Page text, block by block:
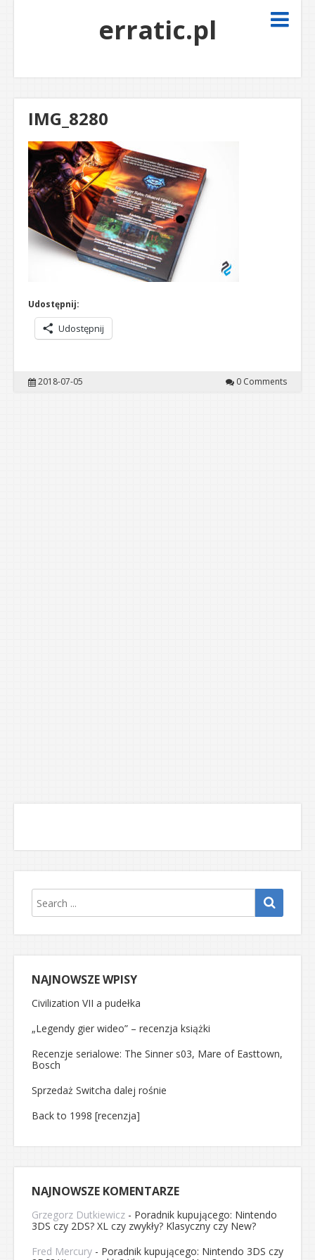
erratic.pl
IMG_8280
Udostępnij:
Udostępnij
2018-07-05 0 Comments
NAJNOWSZE WPISY
Civilization VII a pudełka
„Legendy gier wideo” – recenzja książki
Recenzje serialowe: The Sinner s03, Mare of Easttown,
Bosch
Sprzedaż Switcha dalej rośnie
Back to 1998 [recenzja]
NAJNOWSZE KOMENTARZE
Grzegorz Dutkiewicz - Poradnik kupującego: Nintendo
3DS czy 2DS? XL czy zwykły? Klasyczny czy New?
Fred Mercury - Poradnik kupującego: Nintendo 3DS czy